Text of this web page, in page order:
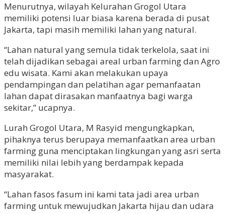
Menurutnya, wilayah Kelurahan Grogol Utara
memiliki potensi luar biasa karena berada di pusat
Jakarta, tapi masih memiliki lahan yang natural.
“Lahan natural yang semula tidak terkelola, saat ini
telah dijadikan sebagai areal urban farming dan Agro
edu wisata. Kami akan melakukan upaya
pendampingan dan pelatihan agar pemanfaatan
lahan dapat dirasakan manfaatnya bagi warga
sekitar,” ucapnya.
Lurah Grogol Utara, M Rasyid mengungkapkan,
pihaknya terus berupaya memanfaatkan area urban
farming guna menciptakan lingkungan yang asri serta
memiliki nilai lebih yang berdampak kepada
masyarakat.
“Lahan fasos fasum ini kami tata jadi area urban
farming untuk mewujudkan Jakarta hijau dan udara